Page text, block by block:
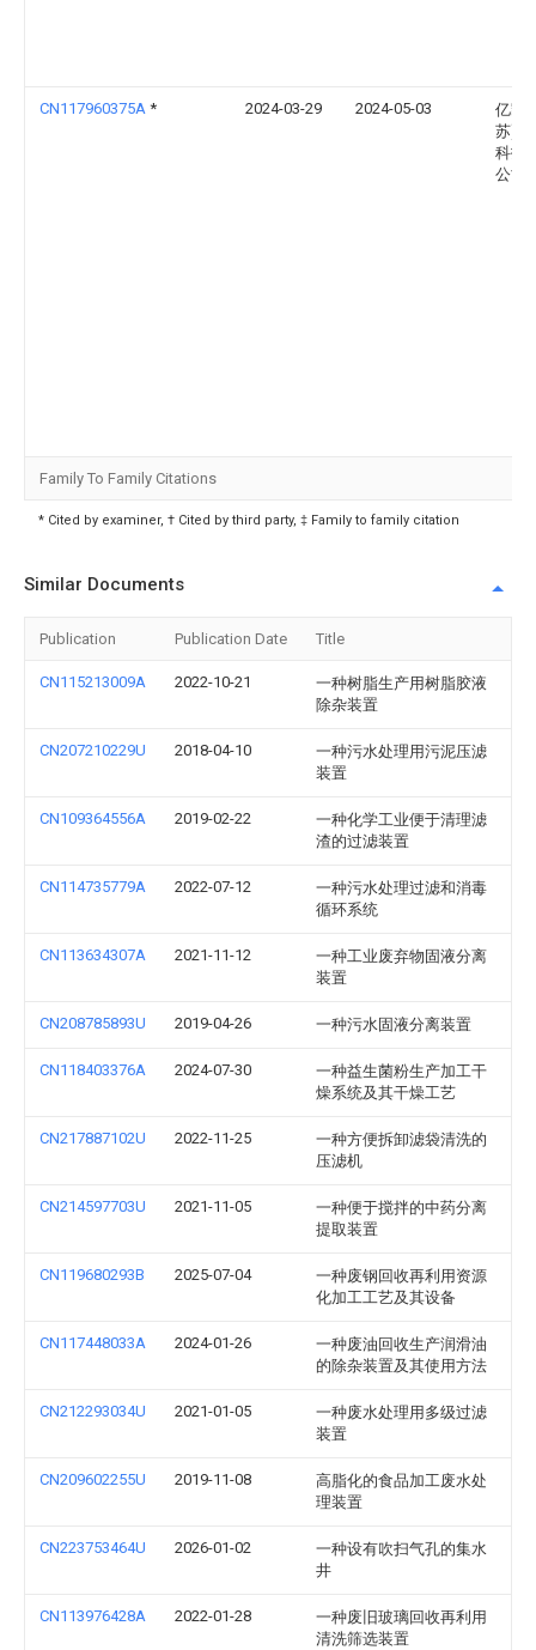
CN117960375A * 2024-03-29 2024-05-03
亿凯(
苏)机
科技
公司
Family To Family Citations
* Cited by examiner, † Cited by third party, ‡ Family to family citation
Similar Documents
Publication Publication Date Title
CN115213009A 2022-10-21
一种树脂生产用树脂胶液
除杂装置
CN207210229U 2018-04-10
一种污水处理用污泥压滤
装置
CN109364556A 2019-02-22
一种化学工业便于清理滤
渣的过滤装置
CN114735779A 2022-07-12
一种污水处理过滤和消毒
循环系统
CN113634307A 2021-11-12
一种工业废弃物固液分离
装置
CN208785893U 2019-04-26 一种污水固液分离装置
CN118403376A 2024-07-30
一种益生菌粉生产加工干
燥系统及其干燥工艺
CN217887102U 2022-11-25
一种方便拆卸滤袋清洗的
压滤机
CN214597703U 2021-11-05
一种便于搅拌的中药分离
提取装置
CN119680293B 2025-07-04
一种废钢回收再利用资源
化加工工艺及其设备
CN117448033A 2024-01-26
一种废油回收生产润滑油
的除杂装置及其使用方法
CN212293034U 2021-01-05
一种废水处理用多级过滤
装置
CN209602255U 2019-11-08
高脂化的食品加工废水处
理装置
CN223753464U 2026-01-02
一种设有吹扫气孔的集水
井
CN113976428A 2022-01-28
一种废旧玻璃回收再利用
清洗筛选装置